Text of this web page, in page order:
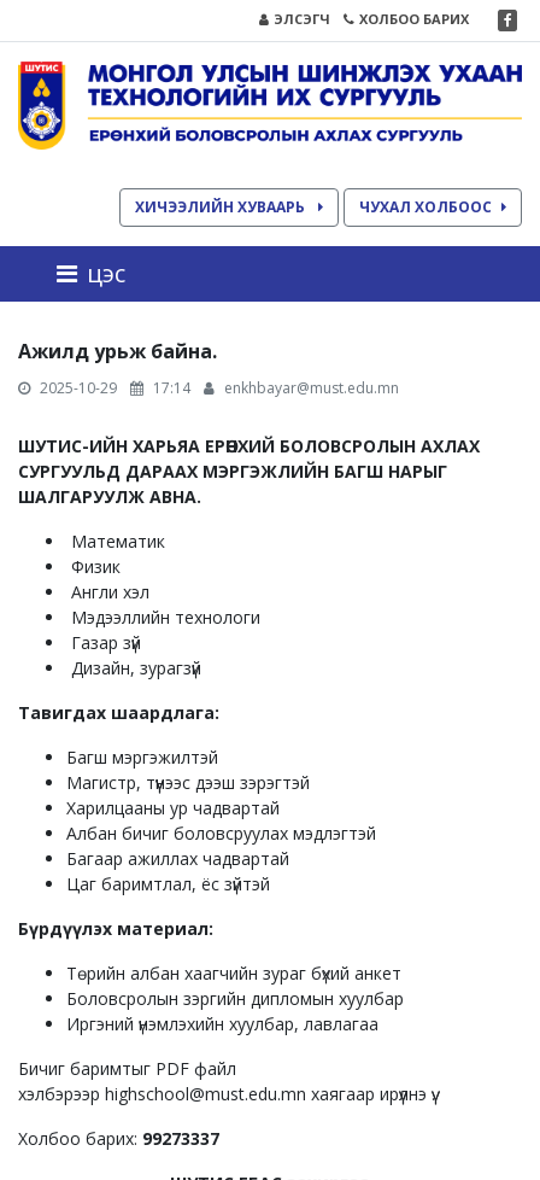
ЭЛСЭГЧ ХОЛБОО БАРИХ
ХИЧЭЭЛИЙН ХУВААРЬ ЧУХАЛ ХОЛБООС
цэс
Ажилд урьж байна.
2025-10-29 17:14 enkhbayar@must.edu.mn
ШУТИС-ИЙН ХАРЬЯА ЕРӨНХИЙ БОЛОВСРОЛЫН АХЛАХ
СУРГУУЛЬД ДАРААХ МЭРГЭЖЛИЙН БАГШ НАРЫГ
ШАЛГАРУУЛЖ АВНА.
Математик
Физик
Англи хэл
Мэдээллийн технологи
Газар зүй
Дизайн, зурагзүй
Тавигдах шаардлага:
Багш мэргэжилтэй
Магистр, түүнээс дээш зэрэгтэй
Харилцааны ур чадвартай
Албан бичиг боловсруулах мэдлэгтэй
Багаар ажиллах чадвартай
Цаг баримтлал, ёс зүйтэй
Бүрдүүлэх материал:
Төрийн албан хаагчийн зураг бүхий анкет
Боловсролын зэргийн дипломын хуулбар
Иргэний үнэмлэхийн хуулбар, лавлагаа
Бичиг баримтыг PDF файл
хэлбэрээр highschool@must.edu.mn хаягаар ирүүлнэ үү.
Холбоо барих: 99273337